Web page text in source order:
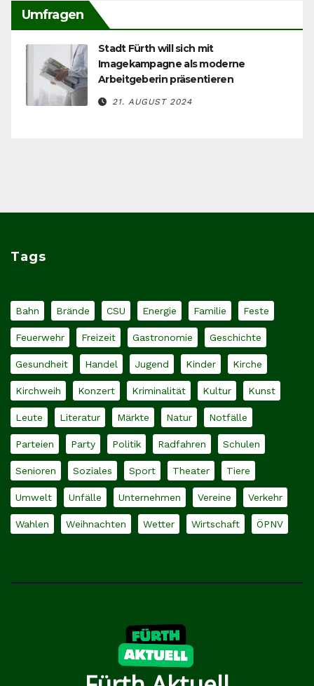
Umfragen
Stadt Fürth will sich mit
Imagekampagne als moderne
Arbeitgeberin präsentieren
21. AUGUST 2024
Tags
Bahn Brände CSU Energie Familie Feste
Feuerwehr Freizeit Gastronomie Geschichte
Gesundheit Handel Jugend Kinder Kirche
Kirchweih Konzert Kriminalität Kultur Kunst
Leute Literatur Märkte Natur Notfälle
Parteien Party Politik Radfahren Schulen
Senioren Soziales Sport Theater Tiere
Umwelt Unfälle Unternehmen Vereine Verkehr
Wahlen Weihnachten Wetter Wirtschaft ÖPNV